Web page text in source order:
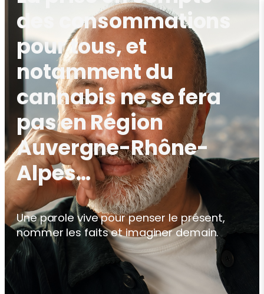
des consommations
pour tous, et
notamment du
cannabis ne se fera
pas en Région
Auvergne-Rhône-
Alpes…‬
Une parole vive pour penser le présent,
nommer les faits et imaginer demain.